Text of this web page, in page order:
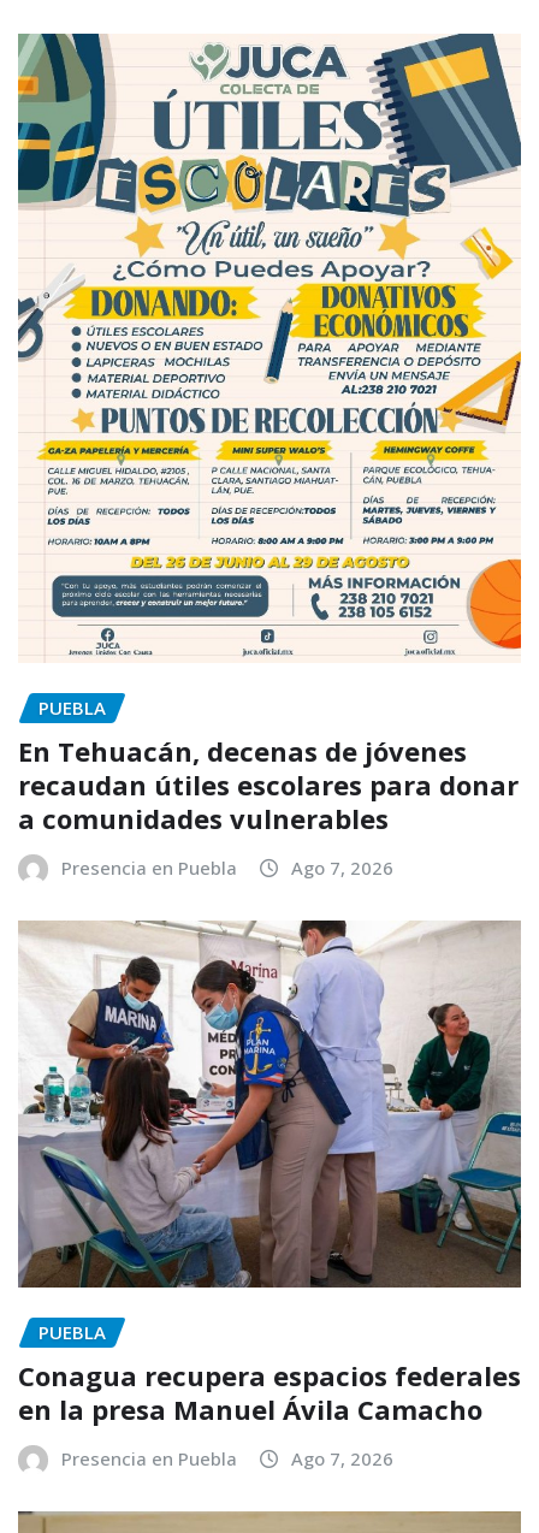
PUEBLA
En Tehuacán, decenas de jóvenes
recaudan útiles escolares para donar
a comunidades vulnerables
Presencia en Puebla Ago 7, 2026
PUEBLA
Conagua recupera espacios federales
en la presa Manuel Ávila Camacho
Presencia en Puebla Ago 7, 2026